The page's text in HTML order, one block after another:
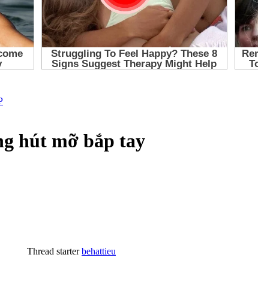
hút mỡ bắp tay
Thread starter behattieu